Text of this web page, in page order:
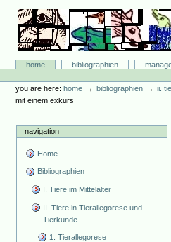
content.
navigation
Bibliographie-Portal
Sectionshome bibliographien
tools
you are here: home →bibliographien →ii.
mit einem exkurs
navigation
Home
Bibliographien
I. Tiere im Mittelalter
II. Tiere in Tierallegorese und
Tierkunde
1. Tierallegorese